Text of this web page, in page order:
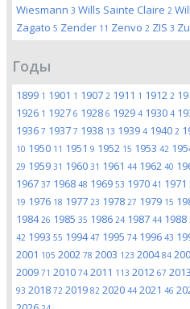
Wiesmann 3 Wills Sainte Claire 2
Zagato 5 Zender 11 Zenvo 2 ZIS 3
Годы
1899 1 1901 1 1907 2 1911 1 1912 2
1926 1 1927 6 1928 6 1929 4 1930 4
1936 7 1937 7 1938 13 1939 4 1940 2
10 1950 11 1951 9 1952 15 1953 42
29 1959 31 1960 31 1961 44 1962 40
1967 37 1968 48 1969 53 1970 41 1971
19 1976 18 1977 23 1978 27 1979 15
198426 1985 35 1986 24 1987 44 1988
42 1993 55 199447 1995 74 1996 43
2001 105 2002 78 2003 123 200484
2009 71 2010 74 2011 113 2012 67 2013
93 2018 72 2019 82 2020 44 2021 46